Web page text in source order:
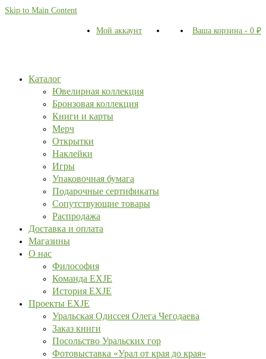
Skip to Main Content
Мой аккаунт Ваша корзина - 0 ₽
Каталог
Ювелирная коллекция
Бронзовая коллекция
Книги и карты
Мерч
Открытки
Наклейки
Игры
Упаковочная бумага
Подарочные сертификаты
Сопутствующие товары
Распродажа
Доставка и оплата
Магазины
О нас
Философия
Команда EXJE
История EXJE
Проекты EXJE
Уральская Одиссея Олега Чегодаева
Заказ книги
Посольство Уральских гор
Фотовыставка «Урал от края до края»